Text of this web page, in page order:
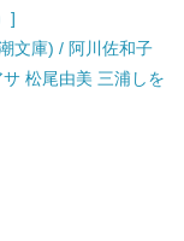
]
文庫) / 阿川佐和子
松尾由美 三浦しを